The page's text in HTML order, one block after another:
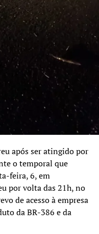
jornal hoje em dia,
é online. Gosto de ter
receber o jornal
após ser atingido por
o temporal que
feira, 6, em
por volta das 21h, no
de acesso à empresa
da BR-386 e da